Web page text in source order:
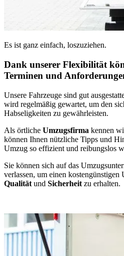
Es ist ganz einfach, loszuziehen.
Dank unserer Flexibilität
Terminen und
Unsere Fahrzeuge sind gut
wird regelmäßig gewartet, um den
Habseligkeiten zu gewährleisten.
Als örtliche Umzugsfirma kennen
können Ihnen nützliche Tipps und
Umzug so effizient und reibungslos
Sie können sich auf das
verlassen, um einen
Qualität und Sicherheit zu erhalten.